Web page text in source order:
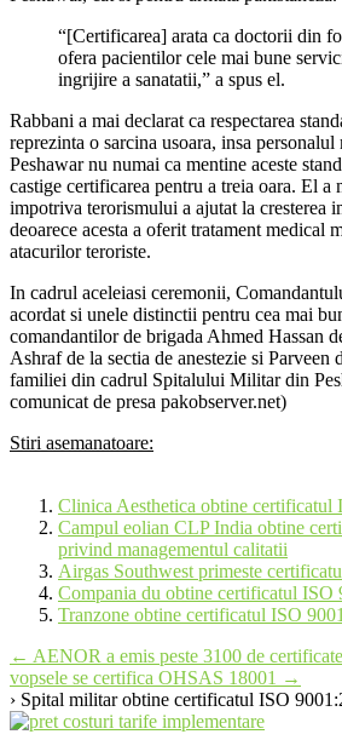
“[Certificarea] arata ca doctorii din
ofera pacientilor cele mai bune
ingrijire a sanatatii,” a spus el.
Rabbani a mai declarat ca respectarea
reprezinta o sarcina usoara, insa
Peshawar nu numai ca mentine aceste
castige certificarea pentru a treia oara. El a
impotriva terorismului a ajutat la cresterea
deoarece acesta a oferit tratament medical
atacurilor teroriste.
In cadrul aceleiasi ceremonii,
acordat si unele distinctii pentru cea mai
comandantilor de brigada Ahmed Hassan
Ashraf de la sectia de anestezie si Parveen
familiei din cadrul Spitalului Militar din
comunicat de presa pakobserver.net)
Stiri asemanatoare:
Clinica Aesthetica obtine certificatul
Campul eolian CLP India obtine
privind managementul calitatii
Airgas Southwest primeste
Compania du obtine certificatul ISO
Tranzone obtine certificatul ISO 9001
Post
navigation
← AENOR a emis peste 3100 de
vopsele se certifica OHSAS 18001 →
› Spital militar obtine certificatul ISO